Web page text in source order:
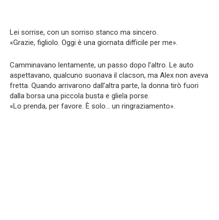
Lei sorrise, con un sorriso stanco ma sincero.
«Grazie, figliolo. Oggi è una giornata difficile per me».
Camminavano lentamente, un passo dopo l’altro. Le auto
aspettavano, qualcuno suonava il clacson, ma Alex non aveva
fretta. Quando arrivarono dall’altra parte, la donna tirò fuori
dalla borsa una piccola busta e gliela porse.
«Lo prenda, per favore. È solo… un ringraziamento».